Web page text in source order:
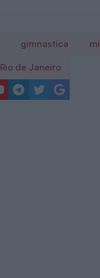
gimnastica
Rio de Janeiro